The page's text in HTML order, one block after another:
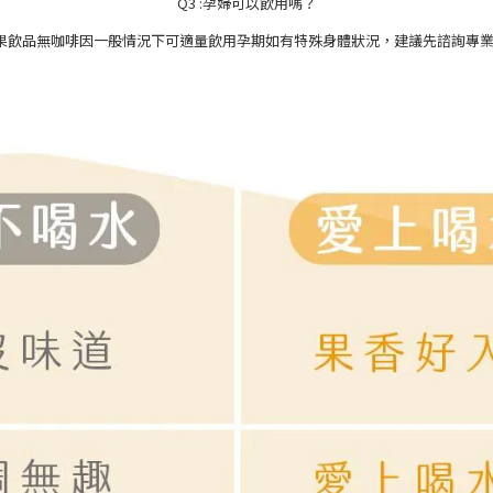
飲品無咖啡因一般情況下可適量飲用孕期如有特殊身體狀況，建議先諮詢專